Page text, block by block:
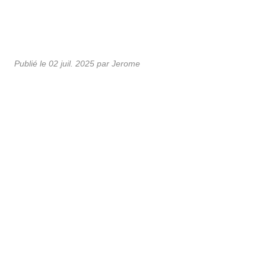
Publié le 02 juil. 2025 par Jerome